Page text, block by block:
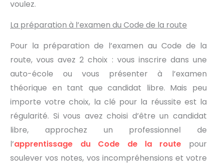
voulez.
La préparation à l’examen du Code de la route
Pour la préparation de l’examen au Code de la
route, vous avez 2 choix : vous inscrire dans une
auto-école ou vous présenter à l’examen
théorique en tant que candidat libre. Mais peu
importe votre choix, la clé pour la réussite est la
régularité. Si vous avez choisi d’être un candidat
libre, approchez un professionnel de
l’apprentissage du Code de la route pour
soulever vos notes, vos incompréhensions et votre